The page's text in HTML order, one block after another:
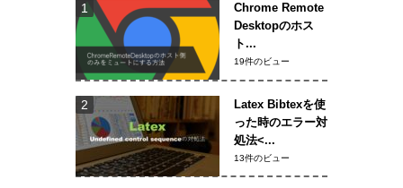
Chrome Remote
Desktopのホス
ト...
19件のビュー
Latex Bibtexを使
った時のエラー対
処法<...
13件のビュー